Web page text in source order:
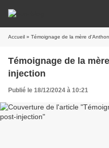
Accueil » Témoignage de la mère
Témoignage de la
injection
Publié le 18/12/2024 à 10:21